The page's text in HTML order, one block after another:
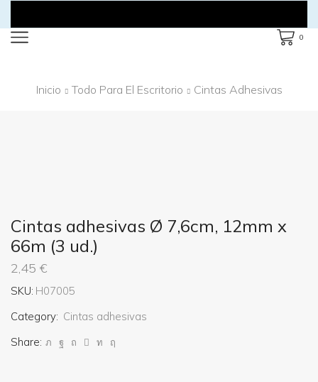
0
Inicio Todo Para El Escritorio Cintas Adhesivas
Cintas adhesivas Ø 7,6cm, 12mm x
66m (3 ud.)
2,45 €
SKU: H07005
Category: Cintas adhesivas
Share: